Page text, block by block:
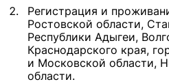
Регистрация и
Ростовской области,
Республики Адыгеи,
Краснодарского края,
и Московской области,
области.